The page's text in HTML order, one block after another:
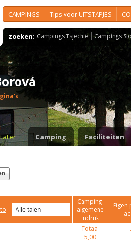
CAMPINGS Tips voor UITSTAPJES
zoeken: Campings Tsjechië Campings
Camping Faciliteiten
Camping-
algemene
indruk
Eigen
Totaal
5,00